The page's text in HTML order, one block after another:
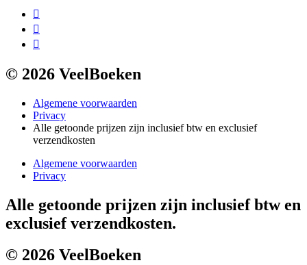
© 2026 VeelBoeken
Algemene voorwaarden
Privacy
Alle getoonde prijzen zijn inclusief btw en exclusief
verzendkosten
Algemene voorwaarden
Privacy
Alle getoonde prijzen zijn inclusief btw en
exclusief verzendkosten.
© 2026 VeelBoeken